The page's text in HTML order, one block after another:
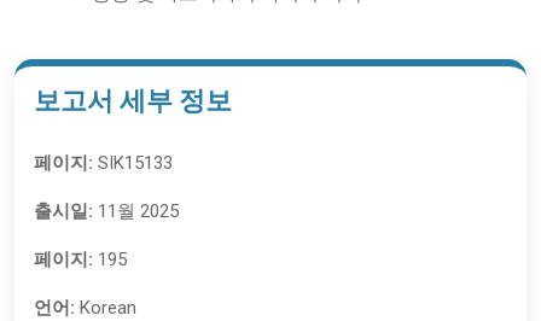
보고서 세부 정보
페이지: SIK15133
출시일: 11월 2025
페이지: 195
언어: Korean